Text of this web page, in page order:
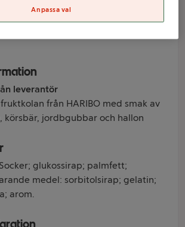
leverantör
från HARIBO med smak av
körsbär, jordbgubbar och hallon
glukossirap; palmfett;
medel: sorbitolsirap; gelatin;
arom.
Anpassa val